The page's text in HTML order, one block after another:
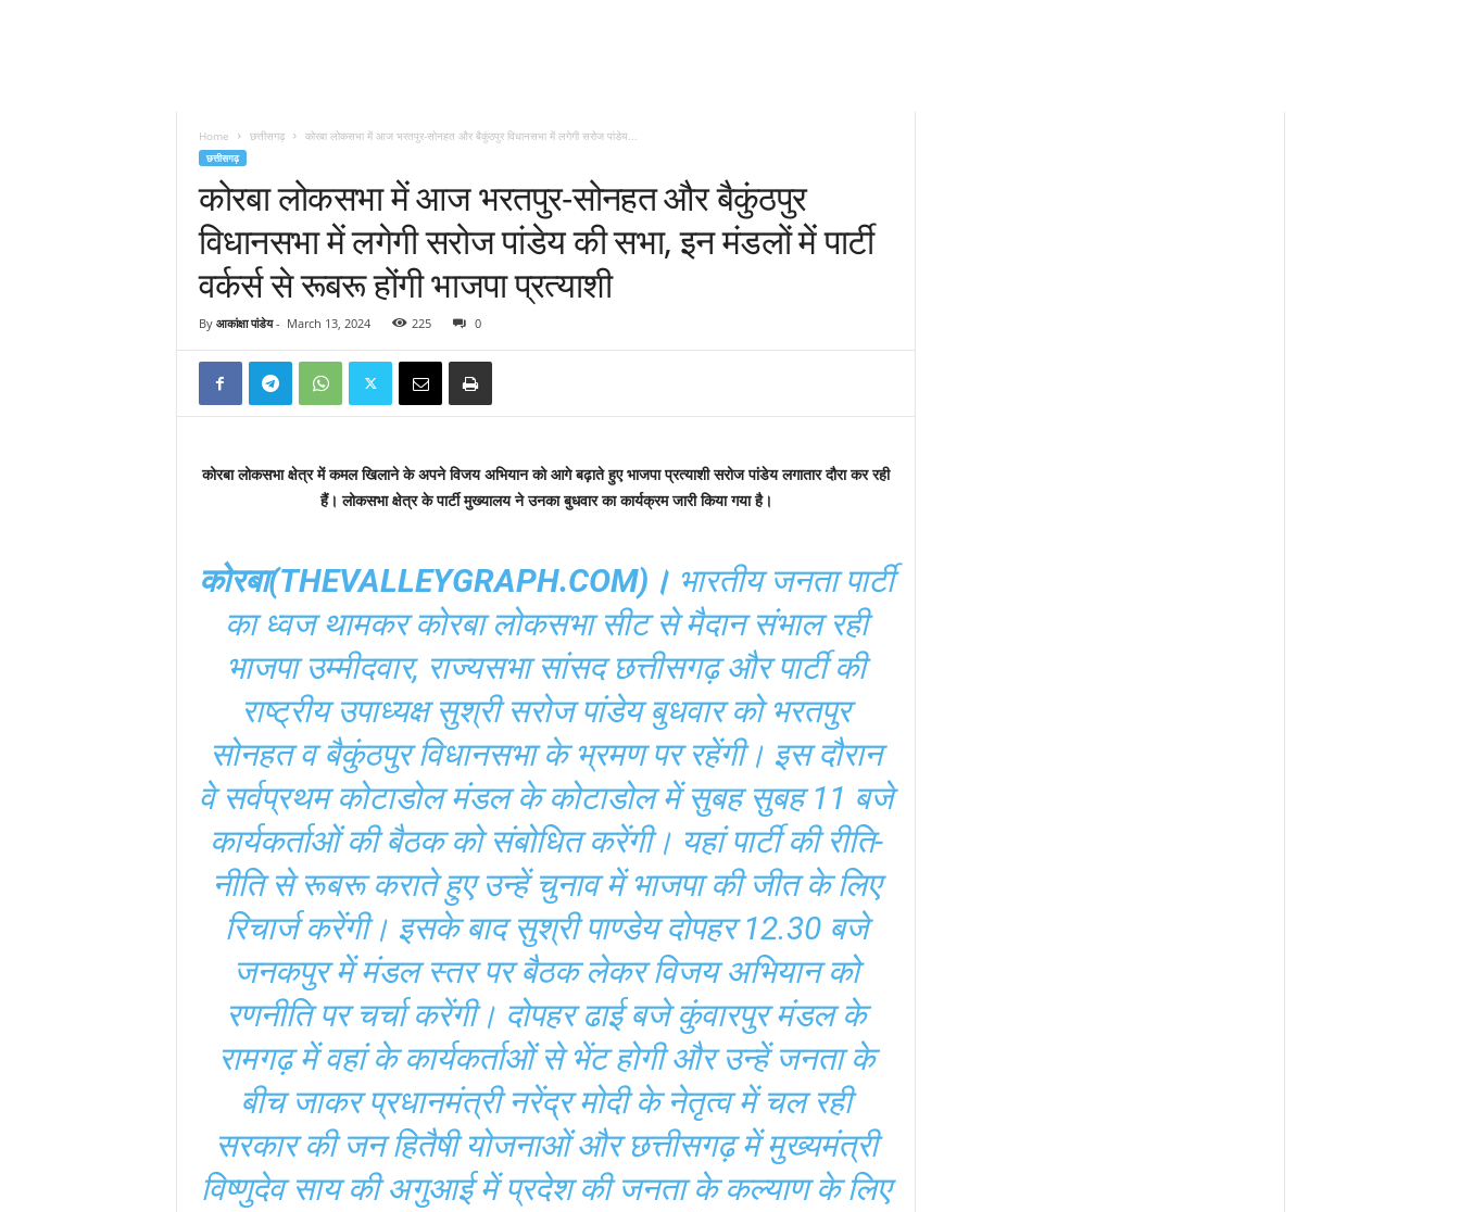
Home छत्तीसगढ़ कोरबा लोकसभा में आज भरतपुर-सोनहत और बैकुंठपुर विधानसभा में लगेगी सरोज पांडेय...
छत्तीसगढ़
कोरबा लोकसभा में आज भरतपुर-सोनहत और बैकुंठपुर
विधानसभा में लगेगी सरोज पांडेय की सभा, इन मंडलों में पार्टी
वर्कर्स से रूबरू होंगी भाजपा प्रत्याशी
By आकांक्षा पांडेय- March 13, 2024 225 0
कोरबा लोकसभा क्षेत्र में कमल खिलाने के अपने विजय अभियान को आगे बढ़ाते हुए भाजपा प्रत्याशी सरोज पांडेय लगातार दौरा कर रही
हैं। लोकसभा क्षेत्र के पार्टी मुख्यालय ने उनका बुधवार का कार्यक्रम जारी किया गया है।
कोरबा(THEVALLEYGRAPH.COM)। भारतीय जनता पार्टी
का ध्वज थामकर कोरबा लोकसभा सीट से मैदान संभाल रही
भाजपा उम्मीदवार, राज्यसभा सांसद छत्तीसगढ़ और पार्टी की
राष्ट्रीय उपाध्यक्ष सुश्री सरोज पांडेय बुधवार को भरतपुर
सोनहत व बैकुंठपुर विधानसभा के भ्रमण पर रहेंगी। इस दौरान
वे सर्वप्रथम कोटाडोल मंडल के कोटाडोल में सुबह सुबह 11 बजे
कार्यकर्ताओं की बैठक को संबोधित करेंगी। यहां पार्टी की रीति-
नीति से रूबरू कराते हुए उन्हें चुनाव में भाजपा की जीत के लिए
रिचार्ज करेंगी। इसके बाद सुश्री पाण्डेय दोपहर 12.30 बजे
जनकपुर में मंडल स्तर पर बैठक लेकर विजय अभियान को
रणनीति पर चर्चा करेंगी। दोपहर ढाई बजे कुंवारपुर मंडल के
रामगढ़ में वहां के कार्यकर्ताओं से भेंट होगी और उन्हें जनता के
बीच जाकर प्रधानमंत्री नरेंद्र मोदी के नेतृत्व में चल रही
सरकार की जन हितैषी योजनाओं और छत्तीसगढ़ में मुख्यमंत्री
विष्णुदेव साय की अगुआई में प्रदेश की जनता के कल्याण के लिए